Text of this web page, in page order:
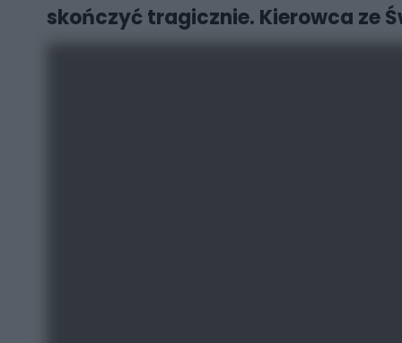
skończyć tragicznie. Kierowca ze